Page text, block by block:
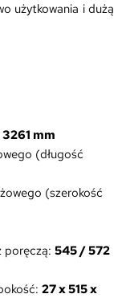
użytkowania i dużą
3261 mm
(długość
(szerokość
poręczą: 545 / 572
27 x 515 x